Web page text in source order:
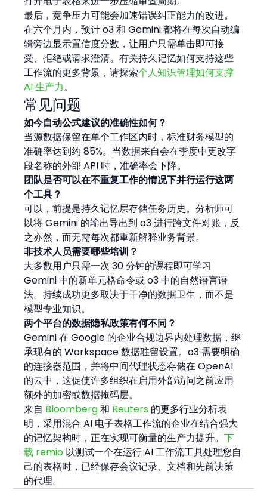
最后，竞争压力可能会加速错误纠正能力的改进。
在六个月内，预计 o3 和 Gemini 都将在每次自动编
辑旁边显示置信度分数，让用户只需单击即可接
受、拒绝或请求澄清。有关持久记忆如何支持这些
工作流的更多背景，请探索个人知识管理如何支撑
AI 生产力。
常见问题
如今自动公式建议的准确性如何？
当源数据保留在单个工作区内时，标准财务模型的
准确率达到约 85%。当数据来自会在季度中更改字
段名称的外部 API 时，准确率会下降。
团队是否可以在不重复工作的情况下并行运行这两
个工具？
可以，前提是持久记忆层存储任务历史。分析师可
以将 Gemini 的输出导出到 o3 进行跨文件对账，反
之亦然，而无需每次都重新解释业务背景。
非技术人员需要哪些培训？
大多数用户只需一次 30 分钟的课程即可学习
Gemini 中的新单元格命令或 o3 中的自然语言语
法。持续成功更多取决于干净的数据卫生，而不是
模型专业知识。
两个平台的数据隐私政策有何不同？
Gemini 在 Google 的企业合规边界内处理数据，继
承现有的 Workspace 数据驻留设置。o3 需要明确
的连接器范围，并将中间代理状态存储在 OpenAI
的云中，这促使许多组织在启用外部访问之前应用
额外的加密或数据掩码层。
来自 Bloomberg 和 Reuters 的更多行业分析表
明，采用混合 AI 电子表格工作流的企业在结合强大
的记忆架构时，正在实现可衡量的生产力提升。下
载 remio 以测试一个在运行 AI 工作流工具处理您自
己的表格时，已经保存会议记录、文档和先前决策
的代理。